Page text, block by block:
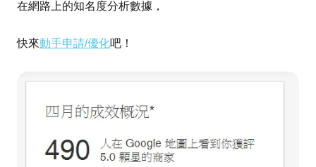
在網路上的知名度分析數據，
快來動手申請/優化吧！